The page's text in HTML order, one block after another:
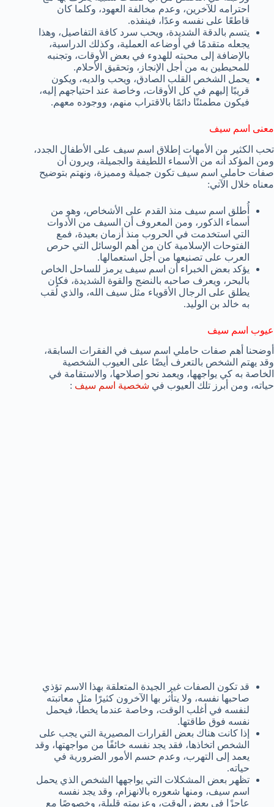
احترامه للآخرين، وعدم مخالفة العهود، وكلما كان
قاطعًا على نفسه وعدًا، فينفذه.
يتسم بالدقة الشديدة، ويحب سرد كافة التفاصيل، وهذا
يجعله متقدمًا في أوضاعه العملية، وكذلك الدراسية،
بالإضافة إلى محبته للهدوء في بعض الأوقات، وتجنبه
للمحيطين به من أجل الإنجاز، وتحقيق الأحلام.
يحمل الشخص القلب الصادق، ويحب والديه، ويكون
قريبًا إليهم في كل الأوقات، وخاصة عند احتياجهم إليه،
فيكون مطمئنًا دائمًا بالاقتراب منهم، ووجوده معهم.
معنى اسم سيف
تحب الكثير من الأمهات إطلاق اسم سيف على الأطفال الجدد،
ومن المؤكد أنه من الأسماء اللطيفة والجميلة، ويرون أن
صفات حاملي اسم سيف تكون جميلة ومميزة، ونهتم بتوضيح
معناه خلال الآتي:
أُطلق اسم سيف منذ القدم على الأشخاص، وهو من
أسماء الذكور، ومن المعروف أن السيف من الأدوات
التي استخدمت في الحروب منذ أزمان بعيدة، فمع
الفتوحات الإسلامية كان من أهم الوسائل التي حرص
العرب على تصنيعها من أجل استعمالها.
يؤكد بعض الخبراء أن اسم سيف يرمز للساحل الخاص
بالبحر، ويعرف صاحبه بالنضج والقوة الشديدة، فكان
يطلق على الرجال الأقوياء مثل سيف الله، والذي لُقب
به خالد بن الوليد.
عيوب اسم سيف
أوضحنا أهم صفات حاملي اسم سيف في الفقرات السابقة،
وقد يهتم الشخص بالتعرف أيضًا على العيوب الشخصية
الخاصة به كي يواجهها، ويعمد نحو إصلاحها، والاستقامة في
حياته، ومن أبرز تلك العيوب في شخصية اسم سيف :
قد تكون الصفات غير الجيدة المتعلقة بهذا الاسم تؤذي
صاحبها نفسه، ولا يتأثر بها الآخرون كثيرًا مثل معاتبته
لنفسه في أغلب الوقت، وخاصة عندما يخطأ، فيحمل
نفسه فوق طاقتها.
إذا كانت هناك بعض القرارات المصيرية التي يجب على
الشخص اتخاذها، فقد يجد نفسه خائفًا من مواجهتها، وقد
يعمد إلى التهرب، وعدم حسم الأمور الضرورية في
حياته.
تظهر بعض المشكلات التي يواجهها الشخص الذي يحمل
اسم سيف، ومنها شعوره بالانهزام، وقد يجد نفسه
عاجزًا في بعض الوقت، وعزيمته قليلة، وخصوصًا مع